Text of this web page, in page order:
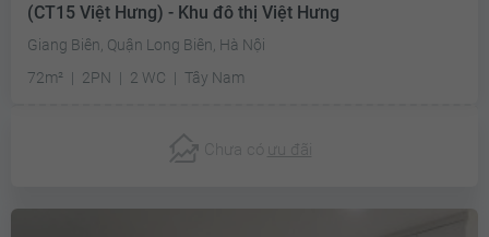
(CT15 Việt Hưng) - Khu đô thị Việt Hưng
Giang Biên, Quận Long Biên, Hà Nội
72m²
2PN 2 WC Tây Nam
Chưa có ưu đãi